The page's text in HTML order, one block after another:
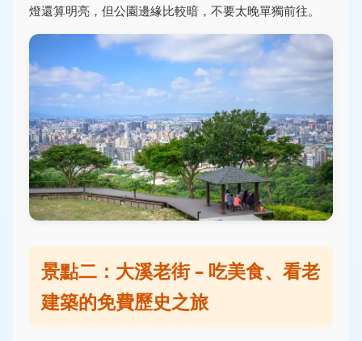
燈還算明亮，但公園邊緣比較暗，不要太晚單獨前往。
景點二：大溪老街 – 吃美食、看老
建築的免費歷史之旅